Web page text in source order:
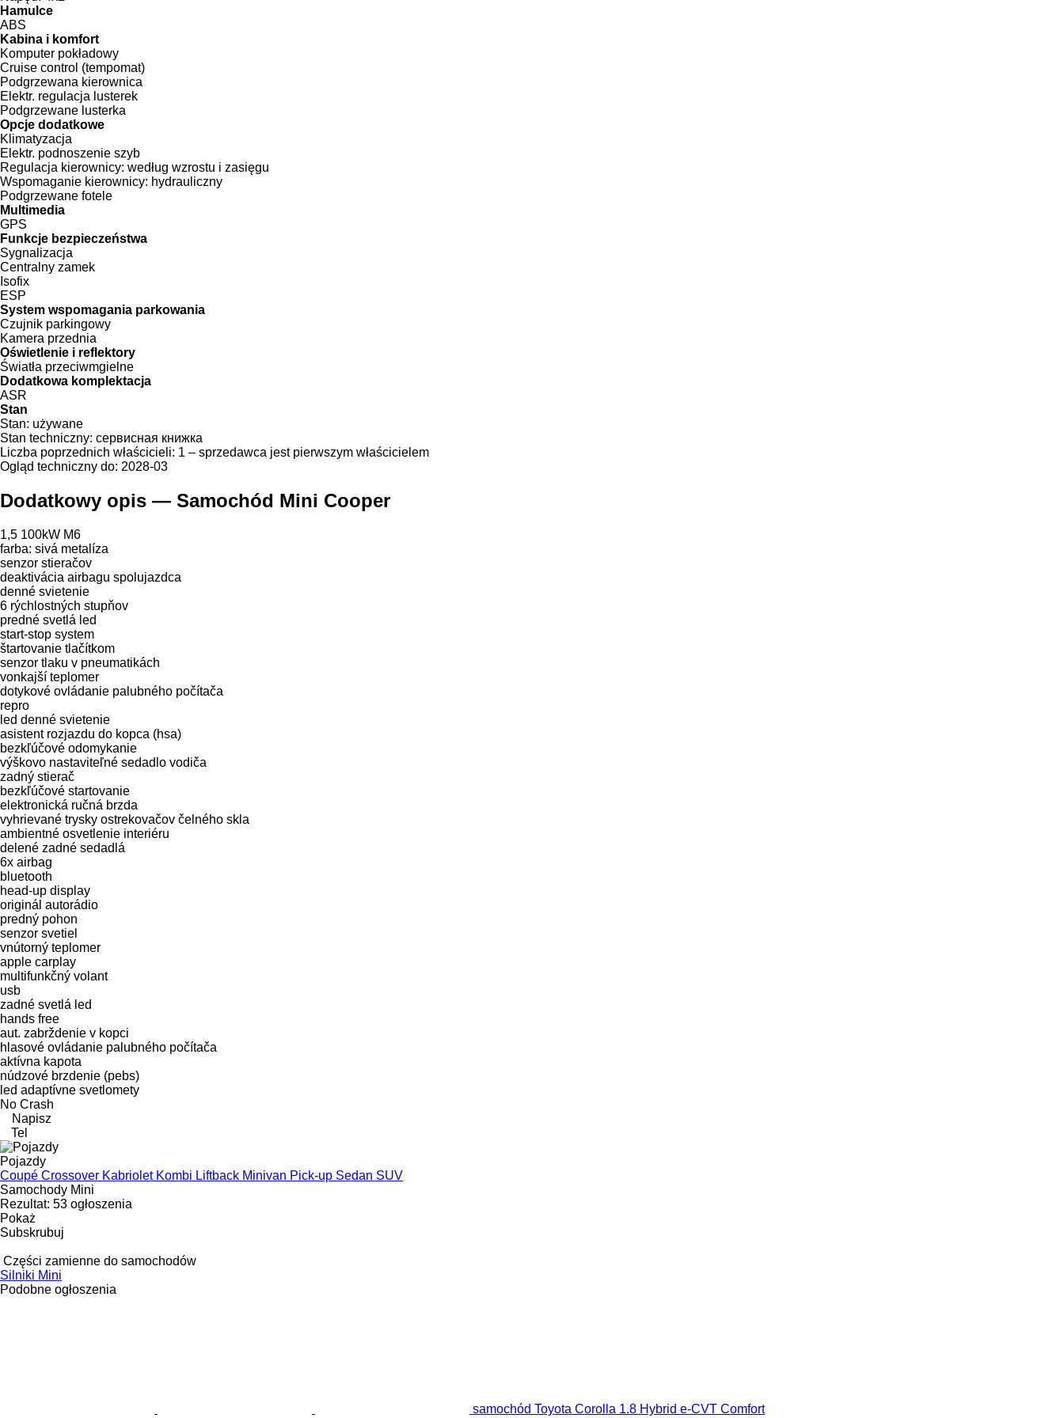
Hamulce
ABS
Kabina i komfort
Komputer pokładowy
Cruise control (tempomat)
Podgrzewana kierownica
Elektr. regulacja lusterek
Podgrzewane lusterka
Opcje dodatkowe
Klimatyzacja
Elektr. podnoszenie szyb
Regulacja kierownicy: według wzrostu i zasięgu
Wspomaganie kierownicy: hydrauliczny
Podgrzewane fotele
Multimedia
GPS
Funkcje bezpieczeństwa
Sygnalizacja
Centralny zamek
Isofix
ESP
System wspomagania parkowania
Czujnik parkingowy
Kamera przednia
Oświetlenie i reflektory
Światła przeciwmgielne
Dodatkowa komplektacja
ASR
Stan
Stan: używane
Stan techniczny: сервисная книжка
Liczba poprzednich właścicieli: 1 – sprzedawca jest pierwszym właścicielem
Ogląd techniczny do: 2028-03
Dodatkowy opis — Samochód Mini Cooper
1,5 100kW M6
farba: sivá metalíza
senzor stieračov
deaktivácia airbagu spolujazdca
denné svietenie
6 rýchlostných stupňov
predné svetlá led
start-stop system
štartovanie tlačítkom
senzor tlaku v pneumatikách
vonkajší teplomer
dotykové ovládanie palubného počítača
repro
led denné svietenie
asistent rozjazdu do kopca (hsa)
bezkľúčové odomykanie
výškovo nastaviteľné sedadlo vodiča
zadný stierač
bezkľúčové startovanie
elektronická ručná brzda
vyhrievané trysky ostrekovačov čelného skla
ambientné osvetlenie interiéru
delené zadné sedadlá
6x airbag
bluetooth
head-up display
originál autorádio
predný pohon
senzor svetiel
vnútorný teplomer
apple carplay
multifunkčný volant
usb
zadné svetlá led
hands free
aut. zabrždenie v kopci
hlasové ovládanie palubného počítača
aktívna kapota
núdzové brzdenie (pebs)
led adaptívne svetlomety
No Crash
Napisz
Tel
Pojazdy
Coupé Crossover Kabriolet Kombi Liftback Minivan Pick-up Sedan SUV
Samochody Mini
Rezultat: 53 ogłoszenia
Pokaż
Subskrubuj
Części zamienne do samochodów
Silniki Mini
Podobne ogłoszenia
samochód Toyota Corolla 1.8 Hybrid e-CVT Comfort